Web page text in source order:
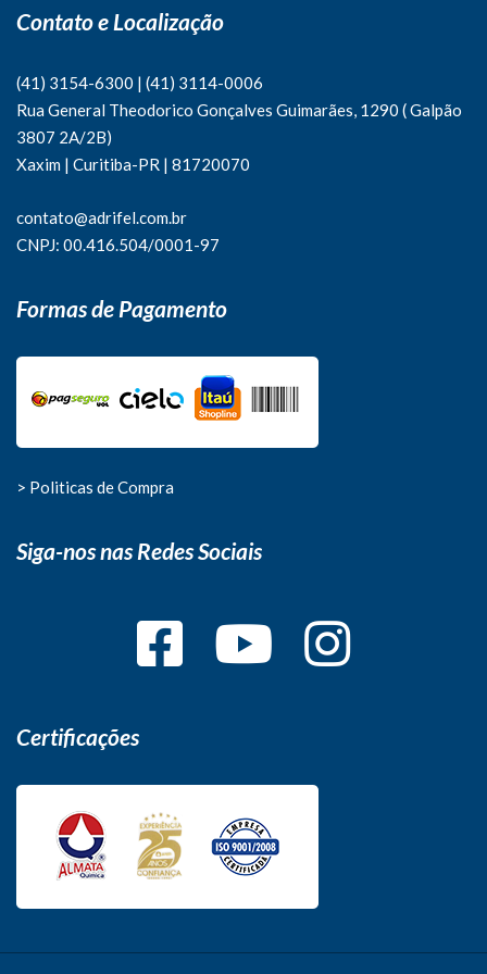
Contato e Localização
(41) 3154-6300 | (41) 3114-0006
Rua General Theodorico Gonçalves Guimarães, 1290 ( Galpão
3807 2A/2B)
Xaxim | Curitiba-PR | 81720070
contato@adrifel.com.br
CNPJ: 00.416.504/0001-97
Formas de Pagamento
> Politicas de Compra
Siga-nos nas Redes Sociais
Certificações